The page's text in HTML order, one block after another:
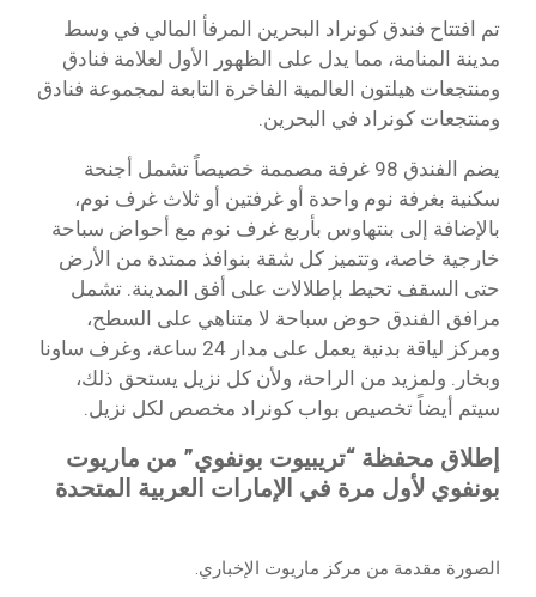
تم افتتاح فندق كونراد البحرين المرفأ المالي في وسط
مدينة المنامة، مما يدل على الظهور الأول لعلامة فنادق
ومنتجعات هيلتون العالمية الفاخرة التابعة لمجموعة فنادق
ومنتجعات كونراد في البحرين.
يضم الفندق 98 غرفة مصممة خصيصاً تشمل أجنحة
سكنية بغرفة نوم واحدة أو غرفتين أو ثلاث غرف نوم،
بالإضافة إلى بنتهاوس بأربع غرف نوم مع أحواض سباحة
خارجية خاصة، وتتميز كل شقة بنوافذ ممتدة من الأرض
حتى السقف تحيط بإطلالات على أفق المدينة. تشمل
مرافق الفندق حوض سباحة لا متناهي على السطح،
ومركز لياقة بدنية يعمل على مدار 24 ساعة، وغرف ساونا
وبخار. ولمزيد من الراحة، ولأن كل نزيل يستحق ذلك،
سيتم أيضاً تخصيص بواب كونراد مخصص لكل نزيل.
إطلاق محفظة “تريبيوت بونفوي” من ماريوت
بونفوي لأول مرة في الإمارات العربية المتحدة
الصورة مقدمة من مركز ماريوت الإخباري.